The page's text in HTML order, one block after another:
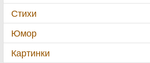
Стихи
Юмор
Картинки